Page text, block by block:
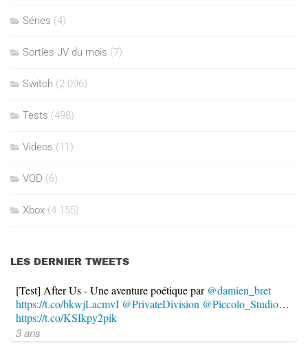
Séries (4)
Sorties JV du mois (7)
Switch (2 096)
Tests (498)
Videos (11)
VOD (6)
Xbox (4 155)
LES DERNIER TWEETS
[Test] After Us - Une aventure poétique par @damien_bret
https://t.co/bkwjLacmvI @PrivateDivision @Piccolo_Studio…
https://t.co/KSIkpy2pik
3 ans